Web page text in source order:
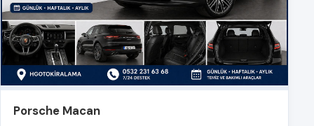
Porsche Macan